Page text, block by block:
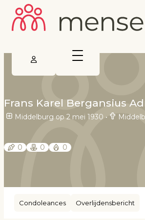
Frans Karel Bergansius
Middelburg op 2 mei 1930 •
0 0 0
Condoleances Overlijdensbericht